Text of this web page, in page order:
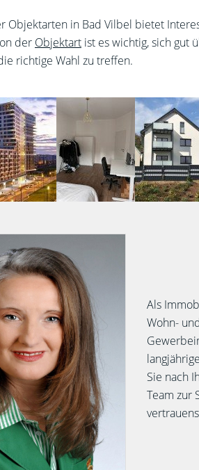
Objektarten in Bad Vilbel bietet
der Objektart ist es wichtig, sich gut
richtige Wahl zu treffen.
Als
Wohn-
Sie nach
Team zur